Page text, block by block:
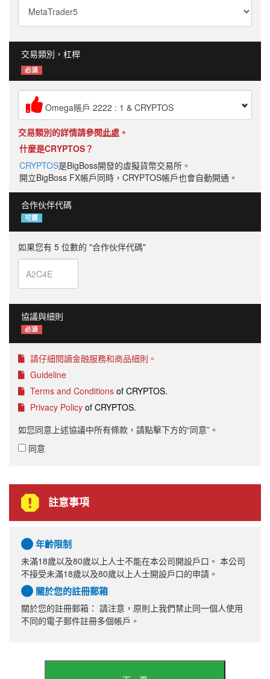
交易類別，杠桿
必須
Omega賬戶 2222 : 1 & CRYPTOS
交易類別的詳情請參閱此處 。
什麼是CRYPTOS？
CRYPTOS是BigBoss開發的虛擬貨幣交易所。
開立BigBoss FX帳戶同時，CRYPTOS帳戶也會自動開通。
合作伙伴代碼
可選
如果您有 5 位數的 "合作伙伴代碼"
協議與細則
必須
請仔細閱讀金融服務和商品細則。
Guideline
Terms and Conditions of CRYPTOS.
Privacy Policy of CRYPTOS.
如您同意上述協議中所有條款，請點擊下方的“同意”。
同意
註意事項
年齡限制
未滿18歲以及80歲以上人士不能在本公司開設戶口。 本公司
不接受未滿18歲以及80歲以上人士開設戶口的申請。
關於您的註冊郵箱
關於您的註冊郵箱： 請注意，原則上我們禁止同一個人使用
不同的電子郵件註冊多個帳戶。